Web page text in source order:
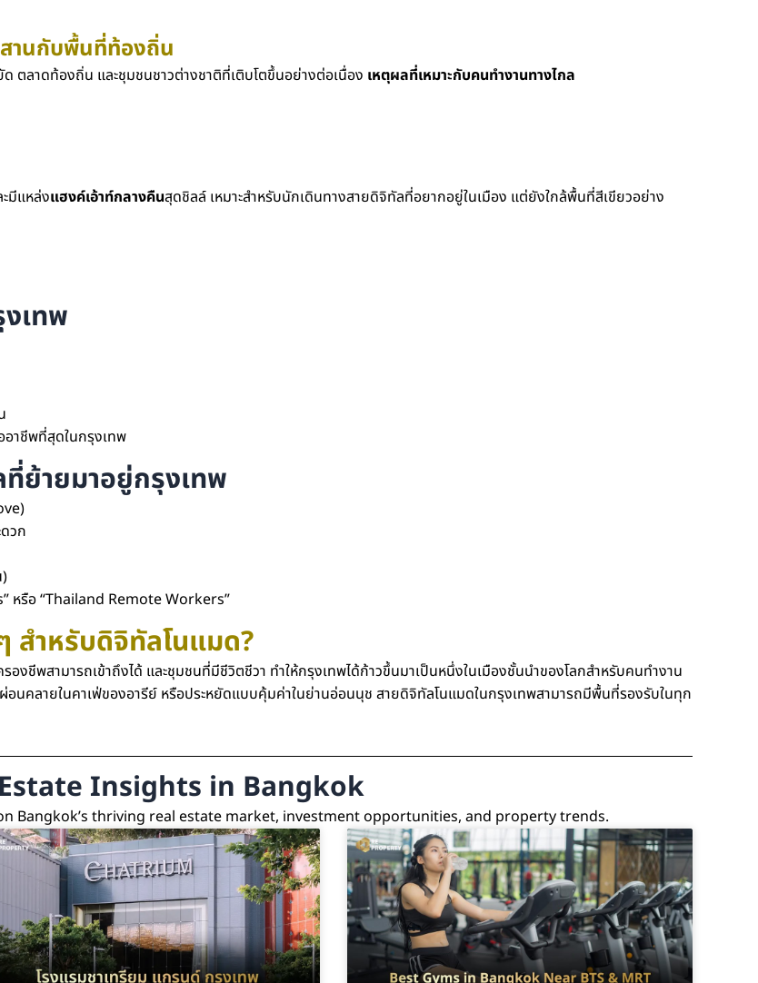
สานกับพื้นที่ท้องถิ่น
ตลาดท้องถิ่น และชุมชนชาวต่างชาติที่เติบโตขึ้นอย่างต่อเนื่อง เหตุผลที่เหมาะกับคนทำงานทางไกล
มีแหล่งแฮงค์เอ้าท์กลางคืนสุดชิลล์ เหมาะสำหรับนักเดินทางสายดิจิทัลที่อยากอยู่ในเมือง แต่ยังใกล้พื้นที่สีเขียวอย่าง
เทพ
าชีพที่สุดในกรุงเทพ
ย้ายมาอยู่กรุงเทพ
วก
หรือ “Thailand Remote Workers”
สำหรับดิจิทัลโนแมด?
งชีพสามารถเข้าถึงได้ และชุมชนที่มีชีวิตชีวา ทำให้กรุงเทพได้ก้าวขึ้นมาเป็นหนึ่งในเมืองชั้นนำของโลกสำหรับคนทำงาน
นคลายในคาเฟ่ของอารีย์ หรือประหยัดแบบคุ้มค่าในย่านอ่อนนุช สายดิจิทัลโนแมดในกรุงเทพสามารถมีพื้นที่รองรับในทุก
Insights in Bangkok
Bangkok’s thriving real estate market, investment opportunities, and property trends.